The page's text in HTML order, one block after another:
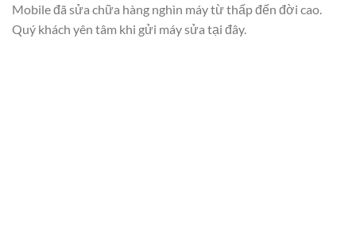
Mobile đã sửa chữa hàng nghìn máy từ thấp đến đời cao.
Quý khách yên tâm khi gửi máy sửa tại đây.